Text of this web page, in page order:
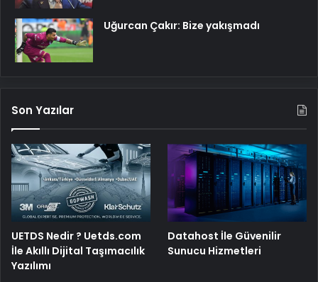
Uğurcan Çakır: Bize yakışmadı
Son Yazılar
UETDS Nedir ? Uetds.com
İle Akıllı Dijital Taşımacılık
Yazılımı
Datahost İle Güvenilir
Sunucu Hizmetleri